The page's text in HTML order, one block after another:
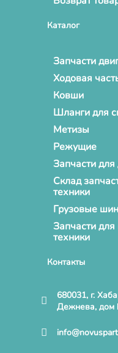
Каталог
Запчасти
Ходовая
Ковши
Шланги для
Метизы
Режущие
Запчасти
Склад
техники
Грузовые
Запчасти
техники
Контакты
680031, г.
Дежнева,